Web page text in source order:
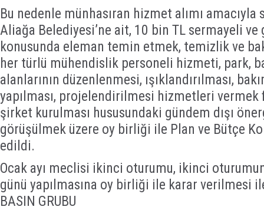
Bu nedenle münhasıran hizmet alımı
Aliağa Belediyesi’ne ait, 10 bin TL sermayeli
konusunda eleman temin etmek, temizlik ve
her türlü mühendislik personeli hizmeti, park,
alanlarının düzenlenmesi, ışıklandırılması,
yapılması, projelendirilmesi hizmetleri
şirket kurulması hususundaki gündem dışı
görüşülmek üzere oy birliği ile Plan ve Bütçe
edildi.
Ocak ayı meclisi ikinci oturumu, ikinci
günü yapılmasına oy birliği ile karar verilmesi
BASIN GRUBU